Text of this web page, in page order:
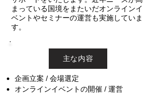
まっている国境をまたいだオンラインイ
ベントやセミナーの運営も実施していま
す。
主な内容
企画立案 / 会場選定
オンラインイベントの開催 / 運営